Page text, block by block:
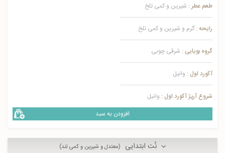
طعم عطر : شیرین و کمی تلخ
رایحه : گرم و شیرین و کمی تلخ
گروه بویایی : شرقی چوبی
آکورد اول : وانیل
شروع آرپژ آکورد اول : وانیل
افزودن به سبد
نُت ابتدایی (معتدل و شیرین و کمی تند)